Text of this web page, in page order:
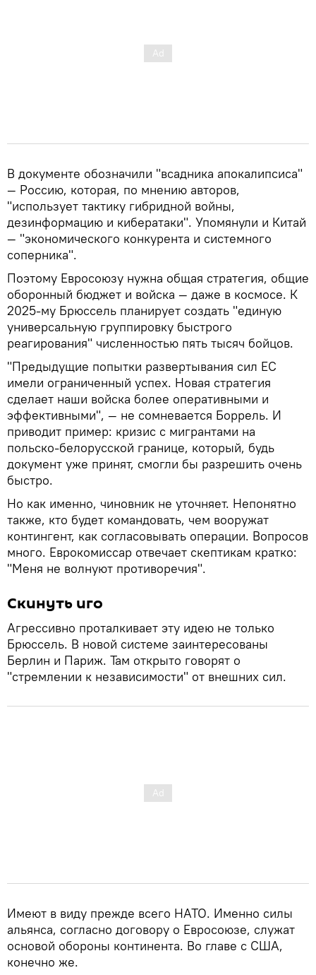
В документе обозначили "всадника апокалипсиса"
— Россию, которая, по мнению авторов,
"использует тактику гибридной войны,
дезинформацию и кибератаки". Упомянули и Китай
— "экономического конкурента и системного
соперника".
Поэтому Евросоюзу нужна общая стратегия, общие
оборонный бюджет и войска — даже в космосе. К
2025-му Брюссель планирует создать "единую
универсальную группировку быстрого
реагирования" численностью пять тысяч бойцов.
"Предыдущие попытки развертывания сил ЕС
имели ограниченный успех. Новая стратегия
сделает наши войска более оперативными и
эффективными", — не сомневается Боррель. И
приводит пример: кризис с мигрантами на
польско-белорусской границе, который, будь
документ уже принят, смогли бы разрешить очень
быстро.
Но как именно, чиновник не уточняет. Непонятно
также, кто будет командовать, чем вооружат
контингент, как согласовывать операции. Вопросов
много. Еврокомиссар отвечает скептикам кратко:
"Меня не волнуют противоречия".
Скинуть иго
Агрессивно проталкивает эту идею не только
Брюссель. В новой системе заинтересованы
Берлин и Париж. Там открыто говорят о
"стремлении к независимости" от внешних сил.
Имеют в виду прежде всего НАТО. Именно силы
альянса, согласно договору о Евросоюзе, служат
основой обороны континента. Во главе с США,
конечно же.